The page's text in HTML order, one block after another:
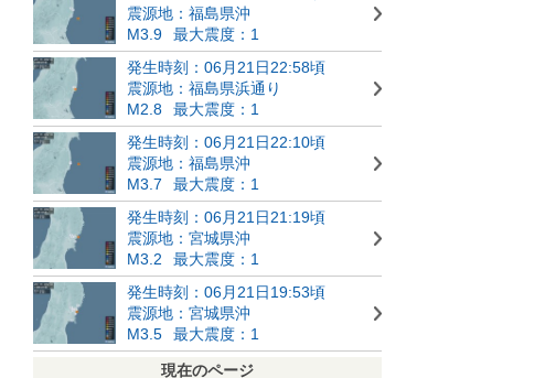
震源地：福島県沖
M3.9
最大震度：1
発生時刻：06月21日22:58頃
震源地：福島県浜通り
M2.8
最大震度：1
発生時刻：06月21日22:10頃
震源地：福島県沖
M3.7
最大震度：1
発生時刻：06月21日21:19頃
震源地：宮城県沖
M3.2
最大震度：1
発生時刻：06月21日19:53頃
震源地：宮城県沖
M3.5
最大震度：1
現在のページ